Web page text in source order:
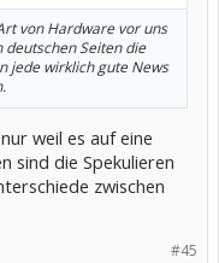
von Hardware vor uns
Seiten die
jede wirklich gute News
weil es auf eine
sind die Spekulieren
zwischen
#45